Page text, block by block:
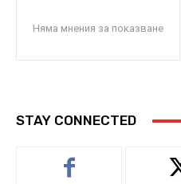
Няма мнения за показване
STAY CONNECTED